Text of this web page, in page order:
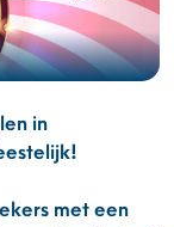
in
met een